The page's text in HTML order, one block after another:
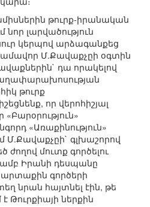
թուրք-իրանական
նոր լարվածություն
կերպով արձագանքեց
Մ.Քավաքչըի օգտին
դա որակելով
թուրք
որ վերոհիշյալ
«Առաքինություն»
Մ.Քավաքչըի` գլխաշորով
ժողով մուտք գործելու
Իրանի դեսպանը
արտաքին գործերի
նրան հայտնել էին, թե
Թուրքիայի ներքին